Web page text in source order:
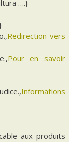
….}
Redirection vers
Pour en savoir
Informations
aux produits